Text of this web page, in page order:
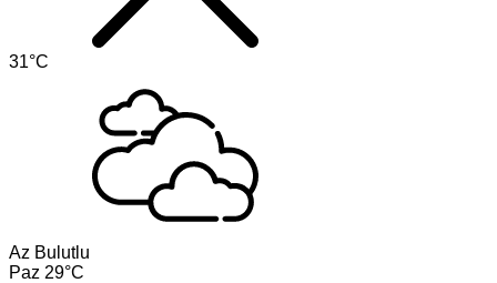
31°C
Az Bulutlu
Paz 29°C